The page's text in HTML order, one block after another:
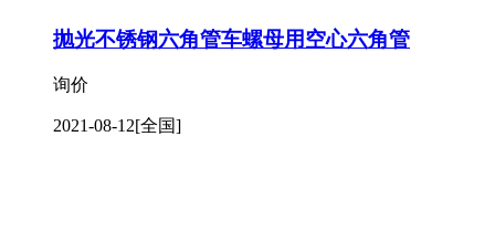
抛光不锈钢六角管车螺母用空心六角管
询价
2021-08-12[全国]